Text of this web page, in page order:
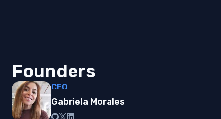
Founders
CEO
Gabriela Morales